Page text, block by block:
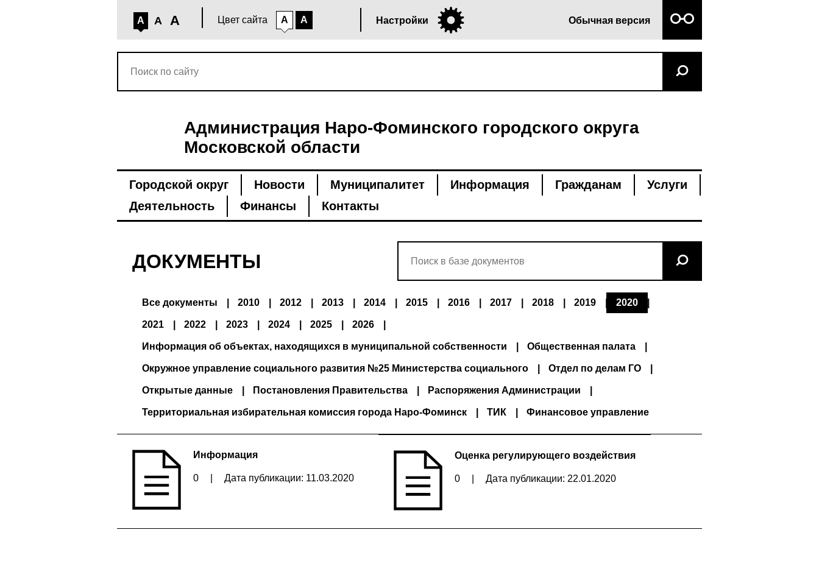
A A A Цвет сайта A A Настройки Обычная версия
Администрация Наро-Фоминского городского округа
Московской области
Городской округ Новости Муниципалитет Информация Гражданам
Услуги
Деятельность
Финансы Контакты
ДОКУМЕНТЫ
Все документы 2010 2012 2013 2014 2015 2016 2017 2018 2019 2020
2021 2022 2023 2024 2025 2026
Информация об объектах, находящихся в муниципальной собственности Общественная палата
Окружное управление социального развития №25 Министерства социального Отдел по делам ГО
Открытые данные Постановления Правительства Распоряжения Администрации
Территориальная избирательная комиссия города Наро-Фоминск ТИК Финансовое управление
Информация
0 Дата публикации: 11.03.2020
Оценка регулирующего воздействия
0 Дата публикации: 22.01.2020